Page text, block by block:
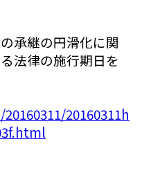
承継の円滑化に関
法律の施行期日を
20160311h